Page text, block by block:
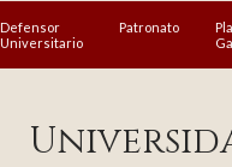
Defensor
Universitario
Patronato